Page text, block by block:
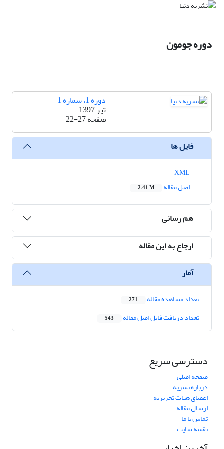
دوره جومون
دوره 1، شماره 1
تیر 1397
صفحه22-27
فایل ها
اصل مقاله
2.41 M
هم رسانی
ارجاع به این مقاله
آمار
تعداد مشاهده مقاله 271
تعداد دریافت فایل اصل مقاله 543
دسترسی سریع
صفحه اصلی
درباره نشریه
اعضای هیات تحریریه
ارسال مقاله
تماس با ما
نقشه سایت